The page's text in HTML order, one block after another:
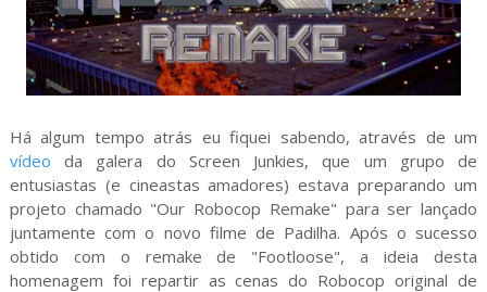
Há algum tempo atrás eu fiquei sabendo, através de um
vídeo da galera do Screen Junkies, que um grupo de
entusiastas (e cineastas amadores) estava preparando um
projeto chamado "Our Robocop Remake" para ser lançado
juntamente com o novo filme de Padilha. Após o sucesso
obtido com o remake de "Footloose", a ideia desta
homenagem foi repartir as cenas do Robocop original de